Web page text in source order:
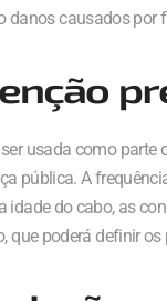
danos causados por
usada como
pública. A
idade do cabo, as
que poderá definir